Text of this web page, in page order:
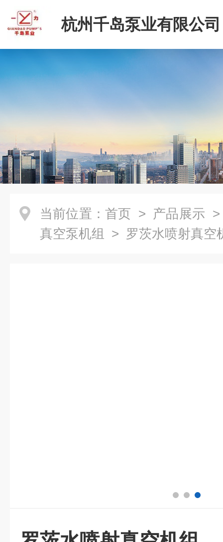
杭州千岛泵业有限公司
当前位置： 首页 > 产品展示
真空泵机组
> 罗茨水喷射真空